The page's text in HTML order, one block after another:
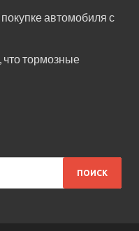
автомобиля с
что тормозные